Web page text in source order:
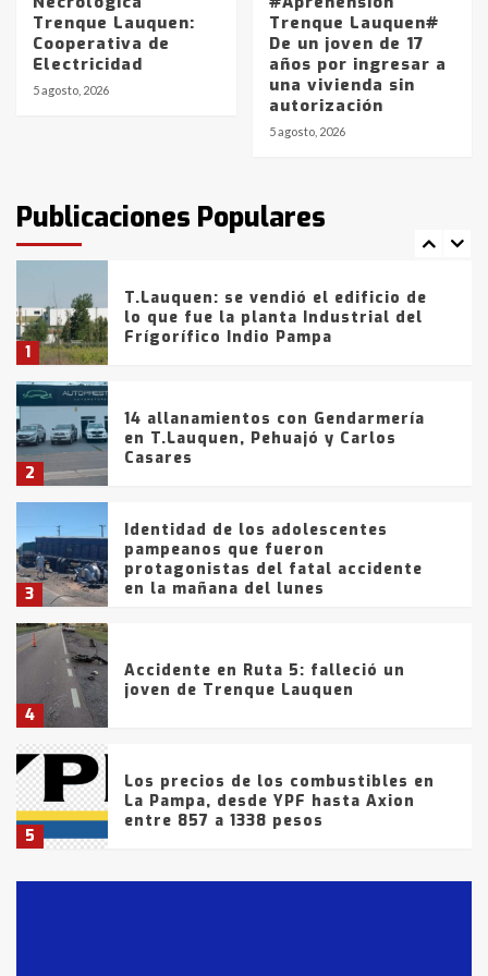
Trenque Lauquen:
Cooperativa de
Electricidad
5 agosto, 2026
Trenque Lauquen#
De un joven de 17
años por ingresar a
una vivienda sin
autorización
5 agosto, 2026
Publicaciones Populares
La Bolsa de Cereales de Bahía
Blanca anticipa que Agosto vendrá
con lluvias y heladas, en gran parte
fueron detenidos por
comercialización de drogas en la
tarde del sábado
1
T.Lauquen: se vendió el edificio de
lo que fue la planta Industrial del
Frígorífico Indio Pampa
2
14 allanamientos con Gendarmería
en T.Lauquen, Pehuajó y Carlos
Casares
3
Identidad de los adolescentes
pampeanos que fueron
protagonistas del fatal accidente
en la mañana del lunes
4
Accidente en Ruta 5: falleció un
joven de Trenque Lauquen
5
Los precios de los combustibles en
La Pampa, desde YPF hasta Axion
entre 857 a 1338 pesos